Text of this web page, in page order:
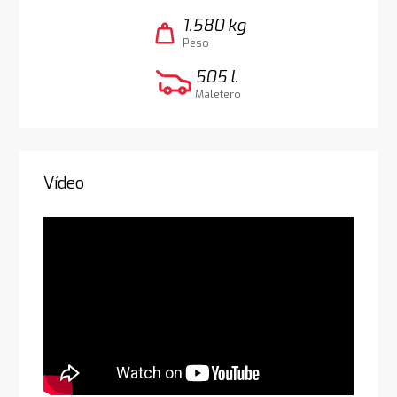
weight 1.580 kg
Peso
505 l.
Maletero
Vídeo